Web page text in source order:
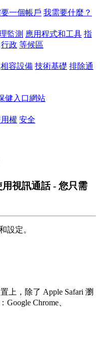
一個帳戶 我需要什麼？
監測 應用程式和工具 指
行政 等候區
相容設備 技術基礎 排除通
健入口網站
權 安全
視訊通話 - 您只需
設定。
置 上 ， 除了 Apple Safari 瀏
： Google Chrome